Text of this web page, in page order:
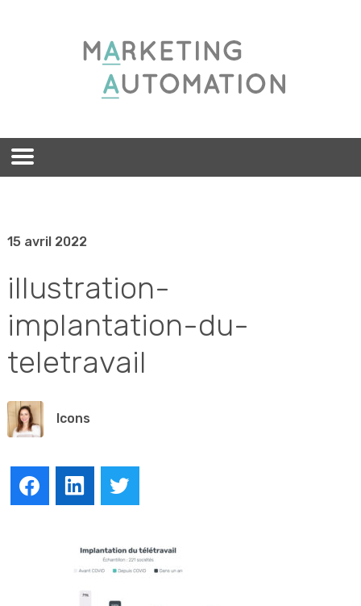
15 avril 2022
illustration-
implantation-du-
teletravail
lcons
FacebookLinkedIn